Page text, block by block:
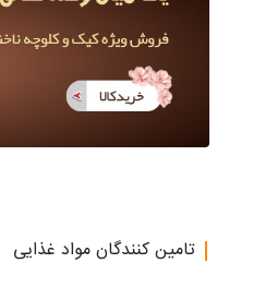
تامین کنندگان مواد غذایی